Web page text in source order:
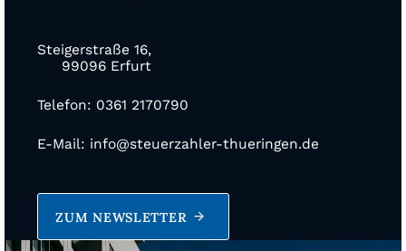
Steigerstraße 16,
99096 Erfurt
Telefon: 0361 2170790
E-Mail: info@steuerzahler-thueringen.de
ZUM NEWSLETTER